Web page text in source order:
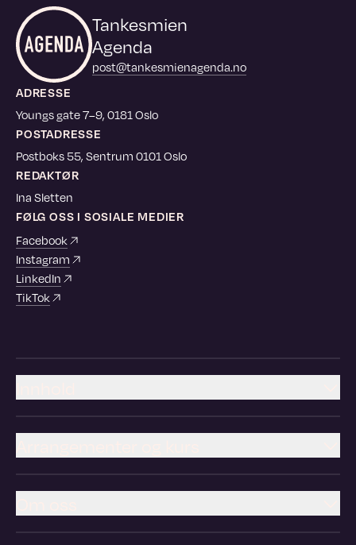
Tankesmien
Agenda
post@tankesmienagenda.no
ADRESSE
Youngs gate 7–9, 0181 Oslo
POSTADRESSE
Postboks 55, Sentrum 0101 Oslo
REDAKTØR
Ina Sletten
FØLG OSS I SOSIALE MEDIER
Facebook
Instagram
LinkedIn
TikTok